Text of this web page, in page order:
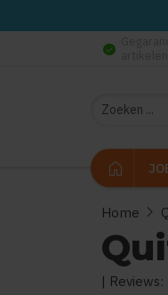
check_circle
Zoeken
home
Home chevron_right
| Reviews: